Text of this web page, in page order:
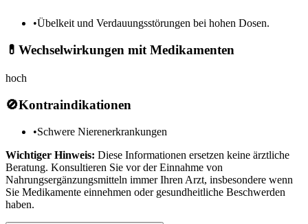
•Übelkeit und Verdauungsstörungen bei hohen Dosen.
💊 Wechselwirkungen mit Medikamenten
hoch
🚫Kontraindikationen
•Schwere Nierenerkrankungen
Wichtiger Hinweis: Diese Informationen ersetzen keine ärztliche
Beratung. Konsultieren Sie vor der Einnahme von
Nahrungsergänzungsmitteln immer Ihren Arzt, insbesondere wenn
Sie Medikamente einnehmen oder gesundheitliche Beschwerden
haben.